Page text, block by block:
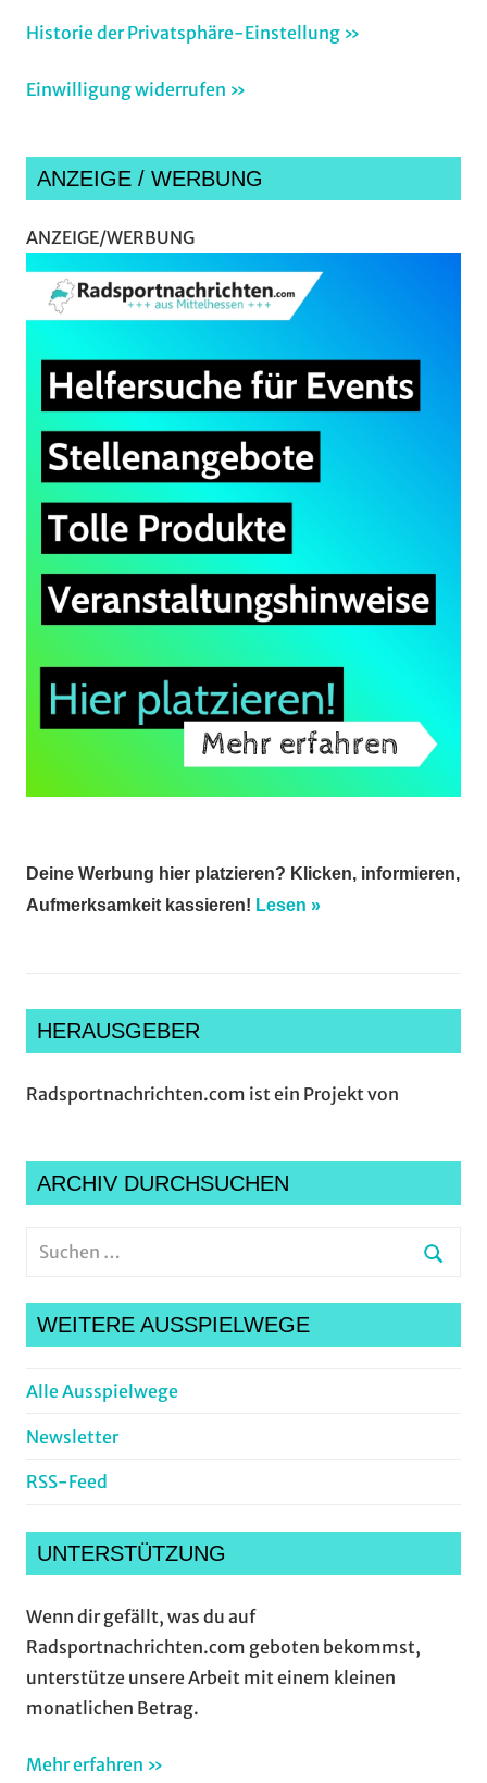
Historie der Privatsphäre-Einstellung »
Einwilligung widerrufen »
ANZEIGE / WERBUNG
ANZEIGE/WERBUNG
Deine Werbung hier platzieren? Klicken, informieren,
Aufmerksamkeit kassieren! Lesen »
HERAUSGEBER
Radsportnachrichten.com ist ein Projekt von
ARCHIV DURCHSUCHEN
Suchen
WEITERE AUSSPIELWEGE
Alle Ausspielwege
Newsletter
RSS-Feed
UNTERSTÜTZUNG
Wenn dir gefällt, was du auf
Radsportnachrichten.com geboten bekommst,
unterstütze unsere Arbeit mit einem kleinen
monatlichen Betrag.
Mehr erfahren »